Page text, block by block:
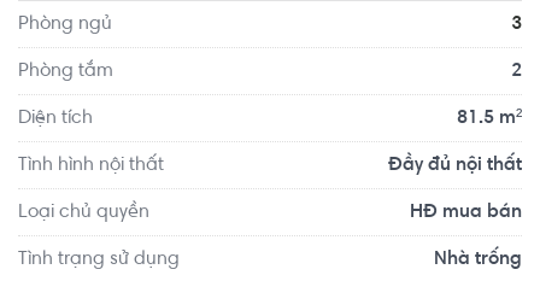
Foods Lò Lu...
Phòng ngủ 3
Phòng tắm 2
Diện tích 81.5 m²
Tình hình nội thất Đầy đủ nội thất
Loại chủ quyền HĐ mua bán
Tình trạng sử dụng Nhà trống